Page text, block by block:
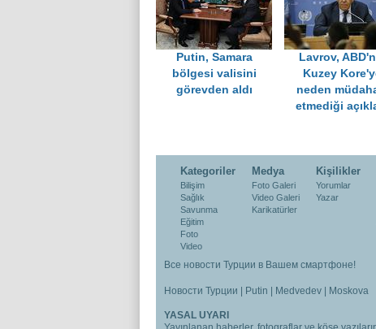
Putin, Samara
bölgesi valisini
görevden aldı
Lavrov,
Kuzey
neden
etmediği
Kategoriler
Bilişim
Sağlık
Savunma
Eğitim
Foto
Video
Medya
Foto Galeri
Video Galeri
Karikatürler
Kişilikler
Yorumlar
Yazar
Все новости Турции в Вашем смартфоне!
Новости Турции Putin Medvedev Moskova
YASAL UYARI